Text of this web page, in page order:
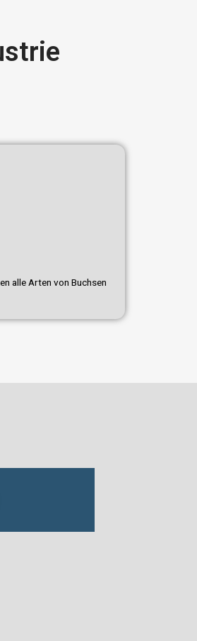
alle Arten von Buchsen